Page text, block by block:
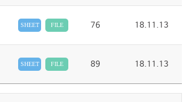
SHEET FILE 76 18.11.13
SHEET FILE 89 18.11.13